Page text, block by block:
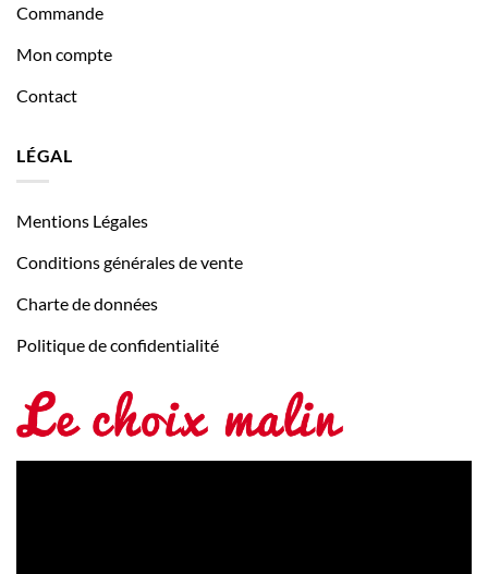
Commande
Mon compte
Contact
LÉGAL
Mentions Légales
Conditions générales de vente
Charte de données
Politique de confidentialité